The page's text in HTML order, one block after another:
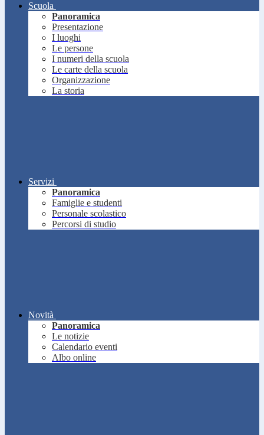
Scuola
Panoramica
Presentazione
I luoghi
Le persone
I numeri della scuola
Le carte della scuola
Organizzazione
La storia
Servizi
Panoramica
Famiglie e studenti
Personale scolastico
Percorsi di studio
Novità
Panoramica
Le notizie
Calendario eventi
Albo online